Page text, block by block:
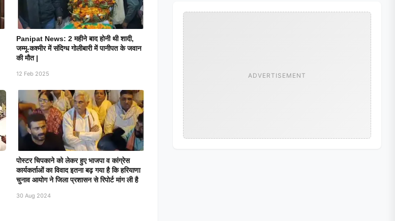
Panipat News: 2 महीने बाद होनी थी शादी,
जम्मू-कश्मीर में संदिग्ध गोलीबारी में पानीपत के जवान
की मौत |
12 Feb 2025
पोस्टर चिपकाने को लेकर हुए भाजपा व कांग्रेस
कार्यकर्ताओं का विवाद इतना बढ़ गया है कि हरियाणा
चुनाव आयोग ने जिला प्रशासन से रिपोर्ट मांग ली है
30 Aug 2024
ADVERTISEMENT